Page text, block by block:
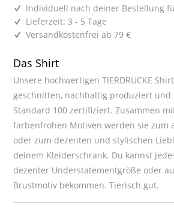
Individuell nach deiner Bestellung
Lieferzeit: 3 - 5 Tage
Versandkostenfrei ab 79 €
Das Shirt
Unsere hochwertigen TIERDRUCKE
geschnitten, nachhaltig produziert und
Standard 100 zertifiziert. Zusammen
farbenfrohen Motiven werden sie zum absoluten Hingucker
oder zum dezenten und stylischen
deinem Kleiderschrank. Du kannst jedes unserer Motive in
dezenter Understatementgröße oder
Brustmotiv bekommen. Tierisch gut.